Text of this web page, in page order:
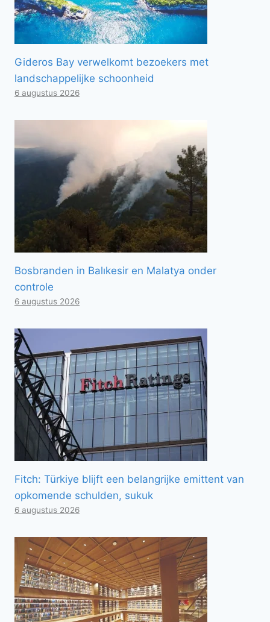
Gideros Bay verwelkomt bezoekers met
landschappelijke schoonheid
6 augustus 2026
Bosbranden in Balıkesir en Malatya onder
controle
6 augustus 2026
Fitch: Türkiye blijft een belangrijke emittent van
opkomende schulden, sukuk
6 augustus 2026